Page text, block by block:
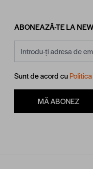
ABONEAZĂ-TE LA
Sunt de acord cu
MĂ ABONEZ